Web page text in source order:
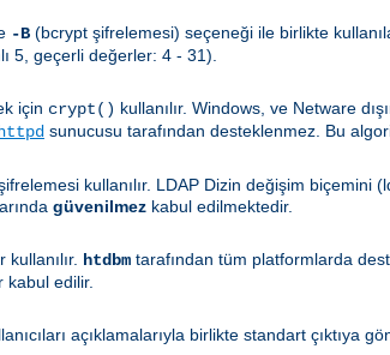
-B (bcrypt şifrelemesi) seçeneği ile birlikte
5, geçerli değerler: 4 - 31).
için crypt() kullanılır. Windows, ve Netware
httpd sunucusu tarafından desteklenmez. Bu
kullanılır. LDAP Dizin değişim biçemini
güvenilmez kabul edilmektedir.
htdbm tarafından tüm platformlarda
kabul edilir.
açıklamalarıyla birlikte standart çıktıya